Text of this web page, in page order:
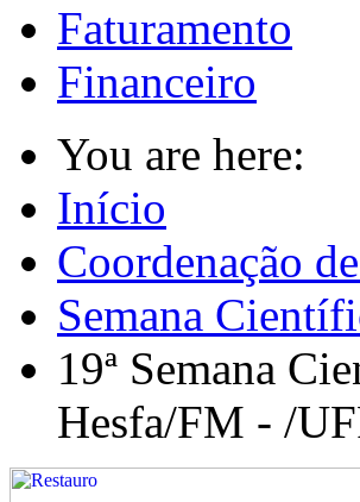
Faturamento
Financeiro
You are here:
Início
Coordenação
Semana
19ª Semana
Hesfa/FM - /